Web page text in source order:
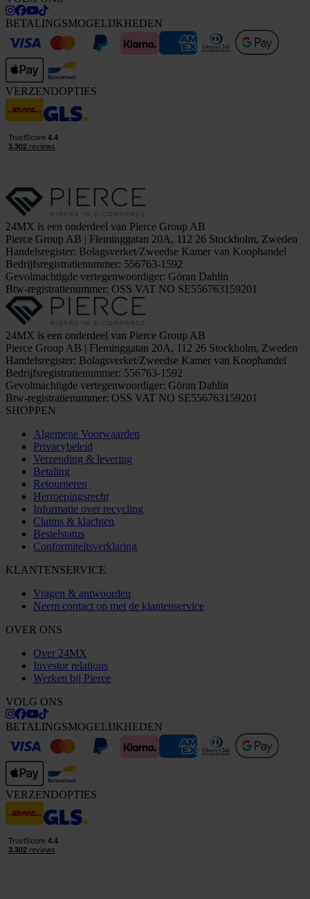
BETALINGSMOGELIJKHEDEN
VERZENDOPTIES
24MX is een onderdeel van Pierce Group AB
Pierce Group AB | Fleminggatan 20A, 112 26 Stockholm, Zweden
Handelsregister: Bolagsverket/Zweedse Kamer van Koophandel
Bedrijfsregistratienummer: 556763-1592
Gevolmachtigde vertegenwoordiger: Göran Dahlin
Btw-registratienummer: OSS VAT NO SE556763159201
24MX is een onderdeel van Pierce Group AB
Pierce Group AB | Fleminggatan 20A, 112 26 Stockholm, Zweden
Handelsregister: Bolagsverket/Zweedse Kamer van Koophandel
Bedrijfsregistratienummer: 556763-1592
Gevolmachtigde vertegenwoordiger: Göran Dahlin
Btw-registratienummer: OSS VAT NO SE556763159201
SHOPPEN
Algemene Voorwaarden
Privacybeleid
Verzending & levering
Betaling
Retourneren
Herroepingsrecht
Informatie over recycling
Claims & klachten
Bestelstatus
Conformiteitsverklaring
KLANTENSERVICE
Vragen & antwoorden
Neem contact op met de klantenservice
OVER ONS
Over 24MX
Investor relations
Werken bij Pierce
VOLG ONS
BETALINGSMOGELIJKHEDEN
VERZENDOPTIES